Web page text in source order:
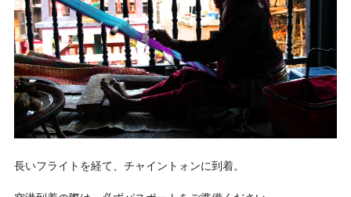
長いフライトを経て、チャイントォンに到着。